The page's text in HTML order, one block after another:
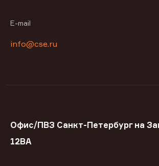
E-mail
info@cse.ru
Офис/ПВЗ Санкт-Петербург на
12ВА